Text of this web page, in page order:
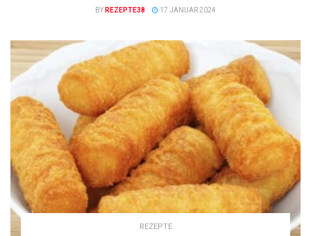
BY REZEPTE38 17 JANUAR 2024
REZEPTE